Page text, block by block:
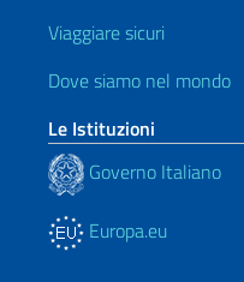
Viaggiare sicuri
Dove siamo nel mondo
Le Istituzioni
Governo Italiano
Europa.eu